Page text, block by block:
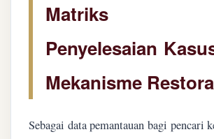
Matriks
Penyelesaian
Mekanisme
Sebagai data pemantauan bagi pencari